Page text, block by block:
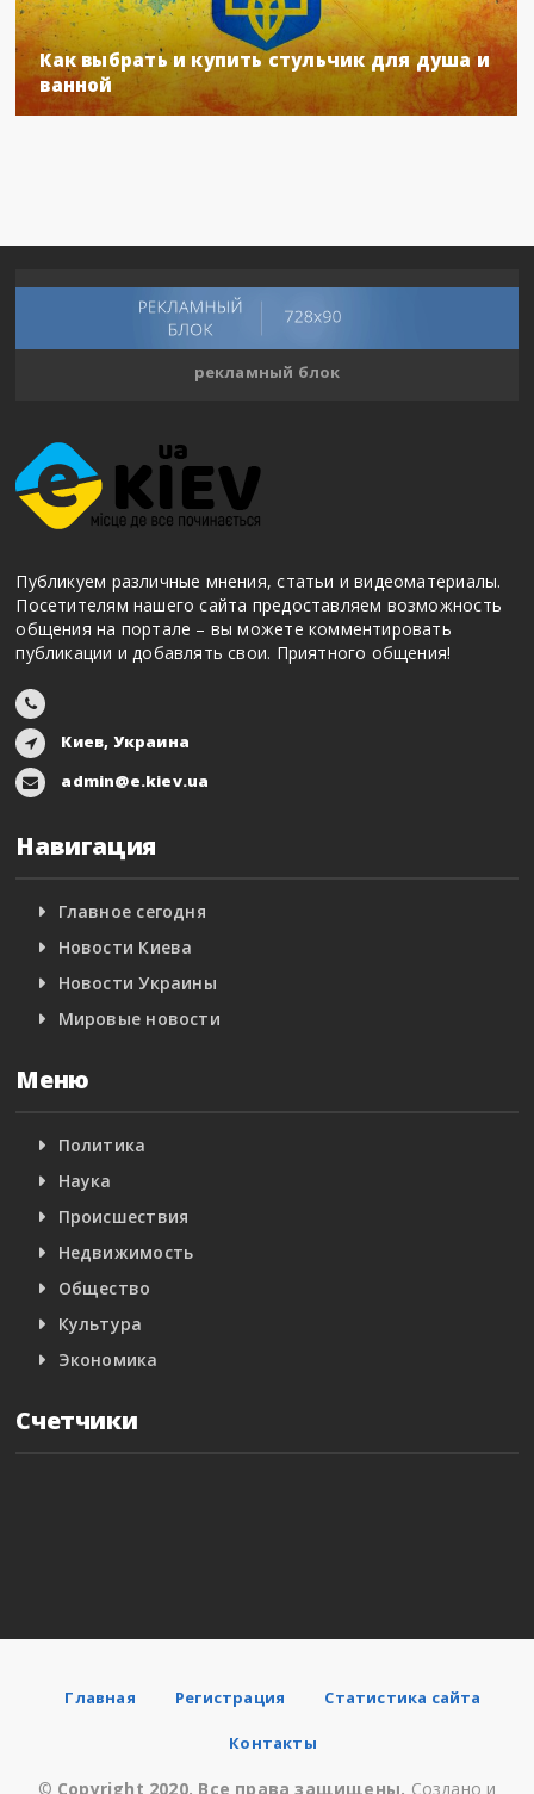
Как выбрать и купить стульчик для душа и
ванной
рекламный блок
Публикуем различные мнения, статьи и видеоматериалы.
Посетителям нашего сайта предоставляем возможность
общения на портале – вы можете комментировать
публикации и добавлять свои. Приятного общения!
Киев, Украина
admin@e.kiev.ua
Навигация
Главное сегодня
Новости Киева
Новости Украины
Мировые новости
Меню
Политика
Наука
Происшествия
Недвижимость
Общество
Культура
Экономика
Счетчики
Главная Регистрация Статистика сайта
Контакты
© Copyright 2020. Все права защищены. Создано и